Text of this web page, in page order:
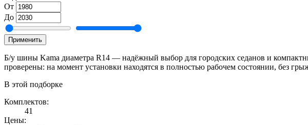
От
До
Применить
Б/у шины Kama диаметра R14 — надёжный выбор для городских седанов и
проверены: на момент установки находятся в полностью рабочем состоянии, без
В этой подборке
Комплектов:
41
Цены: